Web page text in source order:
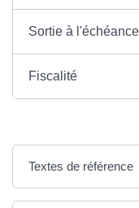
Sortie à l'échéance
Fiscalité
Textes de référence